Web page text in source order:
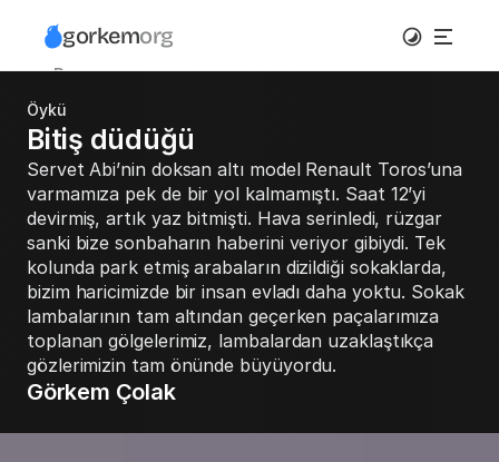
gorkemorg
Pano
Tasarım
Galeri
Yazılı
Hakkımda
İletişim
Öykü
Bitiş düdüğü
Servet Abi’nin doksan altı model Renault Toros’una
varmamıza pek de bir yol kalmamıştı. Saat 12’yi
devirmiş, artık yaz bitmişti. Hava serinledi, rüzgar
sanki bize sonbaharın haberini veriyor gibiydi. Tek
kolunda park etmiş arabaların dizildiği sokaklarda,
bizim haricimizde bir insan evladı daha yoktu. Sokak
lambalarının tam altından geçerken paçalarımıza
toplanan gölgelerimiz, lambalardan uzaklaştıkça
gözlerimizin tam önünde büyüyordu.
Görkem Çolak